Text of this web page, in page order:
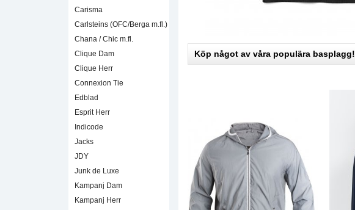
Carisma
Carlsteins (OFC/Berga m.fl.)
Chana / Chic m.fl.
Clique Dam
Clique Herr
Connexion Tie
Edblad
Esprit Herr
Indicode
Jacks
JDY
Junk de Luxe
Kampanj Dam
Kampanj Herr
Köp något av våra populära basplagg!